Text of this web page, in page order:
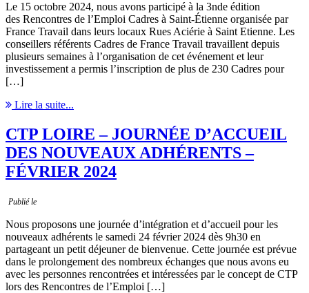
Le 15 octobre 2024, nous avons participé à la 3nde édition
des Rencontres de l’Emploi Cadres à Saint-Étienne organisée par
France Travail dans leurs locaux Rues Aciérie à Saint Etienne. Les
conseillers référents Cadres de France Travail travaillent depuis
plusieurs semaines à l’organisation de cet événement et leur
investissement a permis l’inscription de plus de 230 Cadres pour
[…]
Lire la suite...
CTP LOIRE – JOURNÉE D’ACCUEIL
DES NOUVEAUX ADHÉRENTS –
FÉVRIER 2024
Publié le
Nous proposons une journée d’intégration et d’accueil pour les
nouveaux adhérents le samedi 24 février 2024 dès 9h30 en
partageant un petit déjeuner de bienvenue. Cette journée est prévue
dans le prolongement des nombreux échanges que nous avons eu
avec les personnes rencontrées et intéressées par le concept de CTP
lors des Rencontres de l’Emploi […]